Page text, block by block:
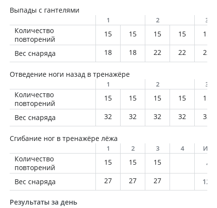
Выпады с гантелями
1 2 3
Количество
повторений
15 15 15 15 15
Вес снаряда 18 18 22 22 22
Отведение ноги назад в тренажёре
1 2 3
Количество
повторений
15 15 15 15 15
Вес снаряда 32 32 32 32 32
Сгибание ног в тренажёре лёжа
1 2 3 4
Количество
повторений
15 15 15
45
Вес снаряда
27 27 27
Результаты за день